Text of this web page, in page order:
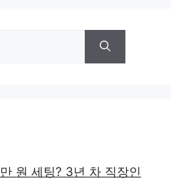
원 세팅? 3년 차 직장인